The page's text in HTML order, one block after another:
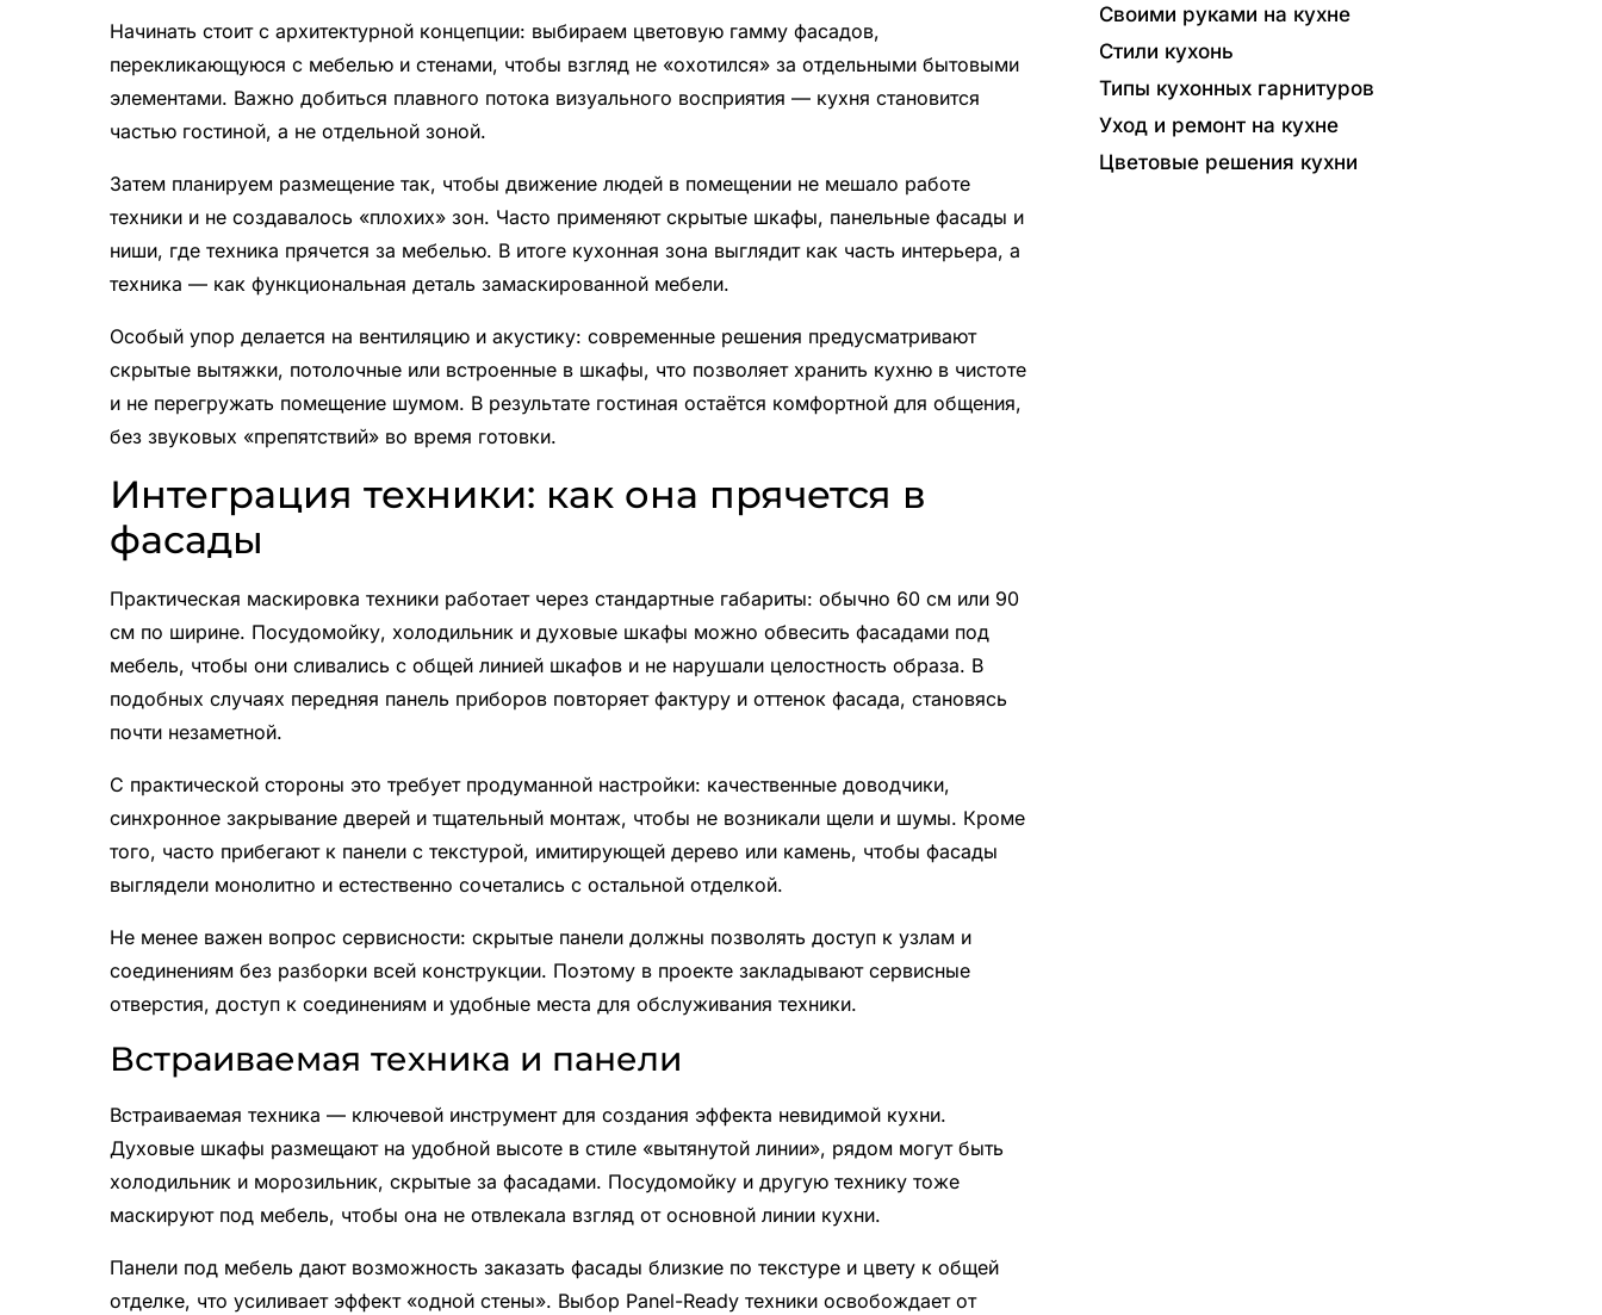
Начинать стоит с архитектурной концепции: выбираем цветовую гамму фасадов,
перекликающуюся с мебелью и стенами, чтобы взгляд не «охотился» за отдельными бытовыми
элементами. Важно добиться плавного потока визуального восприятия — кухня становится
частью гостиной, а не отдельной зоной.
Затем планируем размещение так, чтобы движение людей в помещении не мешало работе
техники и не создавалось «плохих» зон. Часто применяют скрытые шкафы, панельные фасады и
ниши, где техника прячется за мебелью. В итоге кухонная зона выглядит как часть интерьера, а
техника — как функциональная деталь замаскированной мебели.
Особый упор делается на вентиляцию и акустику: современные решения предусматривают
скрытые вытяжки, потолочные или встроенные в шкафы, что позволяет хранить кухню в чистоте
и не перегружать помещение шумом. В результате гостиная остаётся комфортной для общения,
без звуковых «препятствий» во время готовки.
Интеграция техники: как она прячется в
фасады
Практическая маскировка техники работает через стандартные габариты: обычно 60 см или 90
см по ширине. Посудомойку, холодильник и духовые шкафы можно обвесить фасадами под
мебель, чтобы они сливались с общей линией шкафов и не нарушали целостность образа. В
подобных случаях передняя панель приборов повторяет фактуру и оттенок фасада, становясь
почти незаметной.
С практической стороны это требует продуманной настройки: качественные доводчики,
синхронное закрывание дверей и тщательный монтаж, чтобы не возникали щели и шумы. Кроме
того, часто прибегают к панели с текстурой, имитирующей дерево или камень, чтобы фасады
выглядели монолитно и естественно сочетались с остальной отделкой.
Не менее важен вопрос сервисности: скрытые панели должны позволять доступ к узлам и
соединениям без разборки всей конструкции. Поэтому в проекте закладывают сервисные
отверстия, доступ к соединениям и удобные места для обслуживания техники.
Встраиваемая техника и панели
Встраиваемая техника — ключевой инструмент для создания эффекта невидимой кухни.
Духовые шкафы размещают на удобной высоте в стиле «вытянутой линии», рядом могут быть
холодильник и морозильник, скрытые за фасадами. Посудомойку и другую технику тоже
маскируют под мебель, чтобы она не отвлекала взгляд от основной линии кухни.
Панели под мебель дают возможность заказать фасады близкие по текстуре и цвету к общей
отделке, что усиливает эффект «одной стены». Выбор Panel-Ready техники освобождает от
Своими руками на кухне
Стили кухонь
Типы кухонных гарнитуров
Уход и ремонт на кухне
Цветовые решения кухни